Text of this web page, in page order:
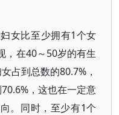
女比至少拥有1个女
，在40～50岁的有生
占到总数的80.7%，
，这也在一定意
。同时，至少有1个